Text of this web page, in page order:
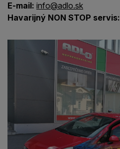
E-mail: info@adlo.sk
Havarijný NON STOP servis: